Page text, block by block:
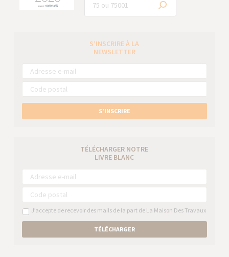
S’INSCRIRE À LA
NEWSLETTER
S’INSCRIRE
TÉLÉCHARGER NOTRE
LIVRE BLANC
J’accepte de recevoir des mails de la part de La Maison Des Travaux
TÉLÉCHARGER